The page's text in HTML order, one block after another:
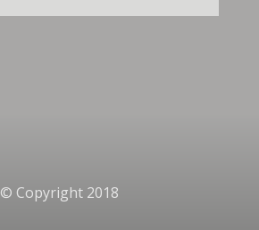
© Copyright 2018